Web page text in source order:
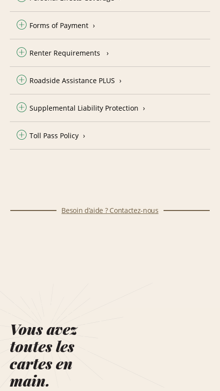
Forms of Payment
Renter Requirements
Roadside Assistance PLUS
Supplemental Liability Protection
Toll Pass Policy
Besoin d’aide ? Contactez-nous
Vous avez
toutes les
cartes en
main.